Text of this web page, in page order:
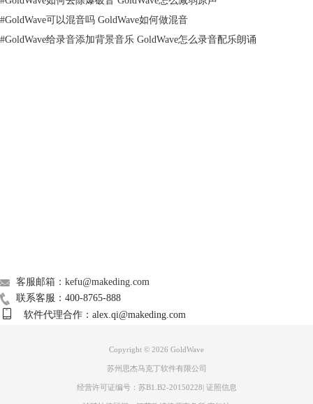
#GoldWave可以混音吗 GoldWave如何做混音
#GoldWave给录音添加背景音乐 GoldWave怎么录音配乐朗诵
客服邮箱：kefu@makeding.com
联系客服：400-8765-888
软件代理合作：alex.qi@makeding.com
Copyright © 2026 GoldWave
苏州思杰马克丁软件有限公司
经营许可证编号：苏B1.B2-20150228| 证照信息